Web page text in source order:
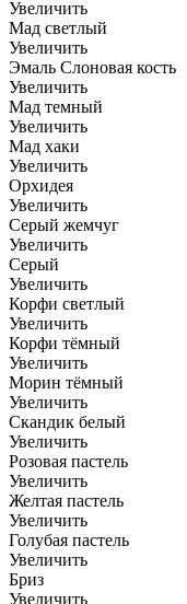
Увеличить
Мад светлый
Увеличить
Эмаль Слоновая кость
Увеличить
Мад темный
Увеличить
Мад хаки
Увеличить
Орхидея
Увеличить
Серый жемчуг
Увеличить
Серый
Увеличить
Корфи светлый
Увеличить
Корфи тёмный
Увеличить
Морин тёмный
Увеличить
Скандик белый
Увеличить
Розовая пастель
Увеличить
Желтая пастель
Увеличить
Голубая пастель
Увеличить
Бриз
Увеличить